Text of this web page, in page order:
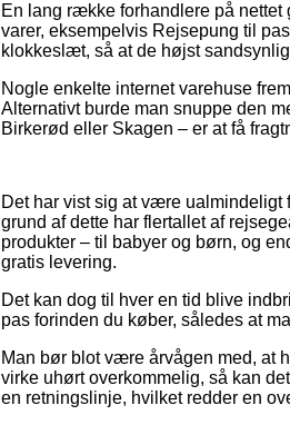
En lang række forhandlere på
varer, eksempelvis Rejsepung til
klokkeslæt, så at de højst
Nogle enkelte internet varehuse
Alternativt burde man snuppe den
Birkerød eller Skagen – er at få
Det har vist sig at være ualmindeligt
grund af dette har flertallet af
produkter – til babyer og børn, og
gratis levering.
Det kan dog til hver en tid blive
pas forinden du køber, således at
Man bør blot være årvågen med, at
virke uhørt overkommelig, så kan
en retningslinje, hvilket redder en